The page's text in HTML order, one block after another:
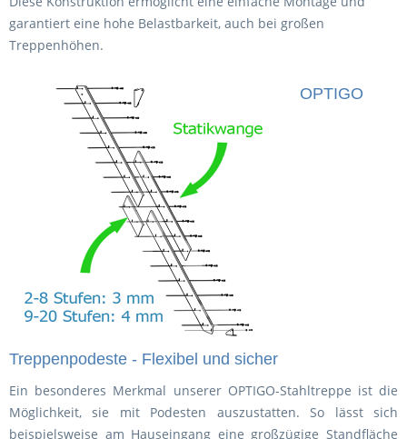
garantiert eine hohe Belastbarkeit, auch bei großen
Treppenhöhen.
OPTIGO
Treppenpodeste - Flexibel und sicher
Ein besonderes Merkmal unserer OPTIGO-Stahltreppe ist die
Möglichkeit, sie mit Podesten auszustatten. So lässt sich
beispielsweise am Hauseingang eine großzügige Standfläche